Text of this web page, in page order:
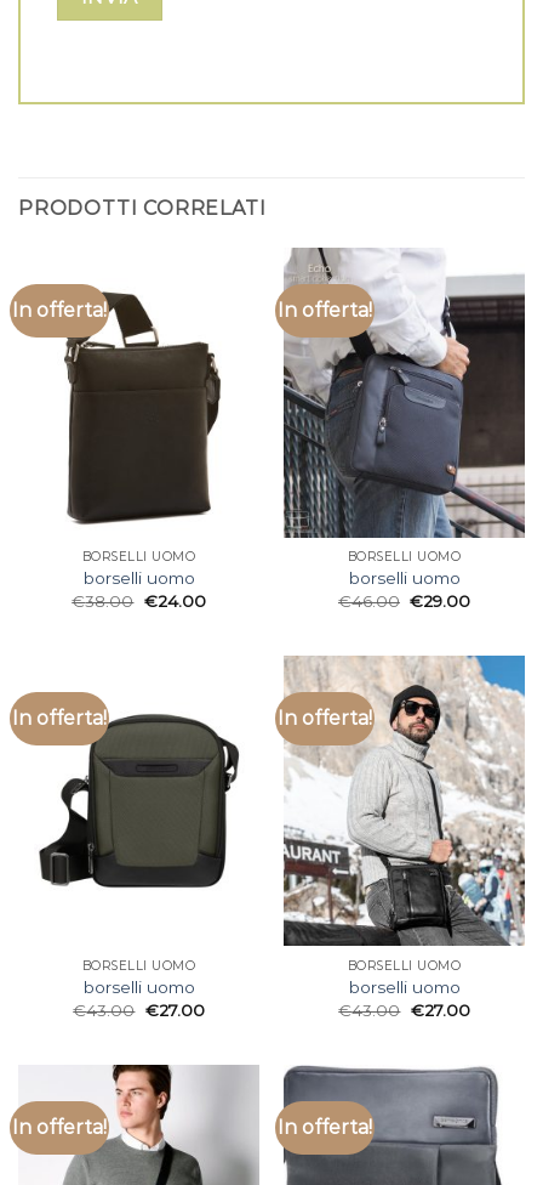
PRODOTTI CORRELATI
In offerta!
BORSELLI UOMO
borselli uomo
€38.00 €24.00
In offerta!
BORSELLI UOMO
borselli uomo
€46.00 €29.00
In offerta!
BORSELLI UOMO
borselli uomo
€43.00 €27.00
In offerta!
BORSELLI UOMO
borselli uomo
€43.00 €27.00
In offerta! In offerta!